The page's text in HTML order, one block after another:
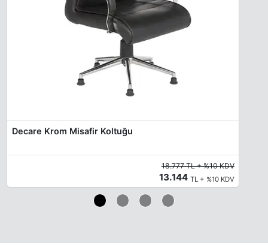
Decare Krom Misafir Koltuğu
18.777 TL + %10 KDV
13.144 TL + %10 KDV